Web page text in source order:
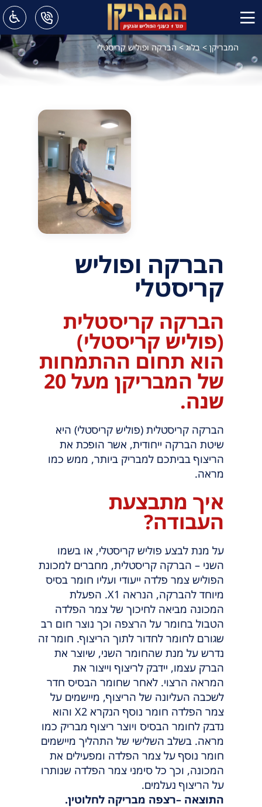
המבריקן >בלוג> הברקה ופוליש קריסטלי
הברקה ופוליש
קריסטלי
הברקה קריסטלית
(פוליש קריסטלי)
הוא תחום ההתמחות
של המבריקן מעל 20
שנה.
הברקה קריסטלית (פוליש קריסטלי) היא
שיטת הברקה ייחודית, אשר הופכת את
הריצוף בביתכם למבריק ביותר, ממש כמו
מראה.
איך מתבצעת
העבודה?
על מנת לבצע פוליש קריסטלי, או בשמו
השני – הברקה קריסטלית, מחברים למכונת
הפוליש צמר פלדה ייעודי ועליו חומר בסיס
מיוחד להברקה, הנראה X1. הפעלת
המכונה מביאה לחיכוך של צמר הפלדה
הטבול בחומר על הרצפה וכך נוצר חום רב
שגורם לחומר לחדור לתוך הריצוף. חומר זה
נדרש על מנת שהחומר השני, שיוצר את
הברק עצמו, יידבק לריצוף וייצור את
המראה הרצוי. לאחר שחומר הבסיס חדר
לשכבה העליונה של הריצוף, מיישמים על
צמר הפלדה חומר נוסף הנקרא X2 והוא
נדבק לחומר הבסיס ויוצר ריצוף מבריק כמו
מראה. בשלב השלישי של התהליך מיישמים
חומר נוסף על צמר הפלדה ומפעילים את
המכונה, וכך כל סימני צמר הפלדה שנותרו
על הריצוף נעלמים.
התוצאה –רצפה מבריקה לחלוטין.